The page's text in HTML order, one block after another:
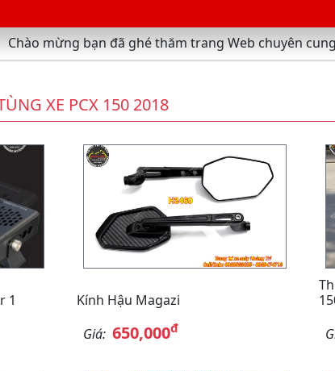
mừng bạn đã ghé thăm trang Web chuyên cung cấp
XE PCX 150 2018
1
Kính Hậu Magazi
Giá: 650,000đ